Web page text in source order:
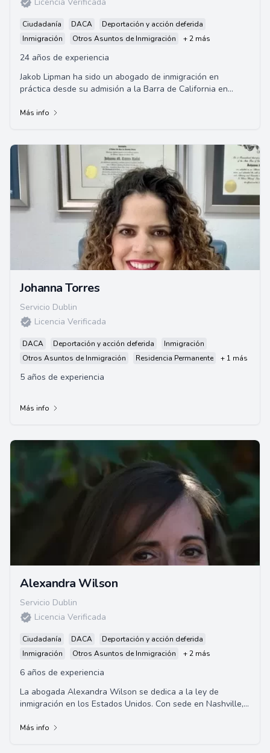
Ciudadanía DACA
Deportación y acción deferida
Inmigración
Otros Asuntos de Inmigración + 2 más
24 años de experiencia
Jakob Lipman ha sido un abogado de inmigración en
práctica desde su admisión a la Barra de California en
Más info
Johanna Torres
Servicio Dublin
Licencia Verificada
DACA Deportación y acción deferida
Inmigración
Otros Asuntos de Inmigración
Residencia Permanente + 1 más
5 años de experiencia
Más info
Alexandra Wilson
Servicio Dublin
Licencia Verificada
Ciudadanía DACA
Deportación y acción deferida
Inmigración
Otros Asuntos de Inmigración + 2 más
6 años de experiencia
La abogada Alexandra Wilson se dedica a la ley de
inmigración en los Estados Unidos. Con sede en Nashville,
Más info